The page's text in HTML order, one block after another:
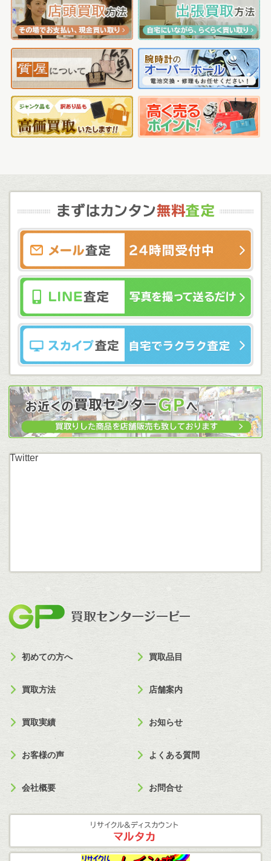
Twitter
初めての方へ 買取品目
買取方法 店舗案内
買取実績 お知らせ
お客様の声 よくある質問
会社概要 お問合せ